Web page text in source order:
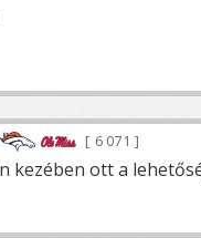
6 071
kezében ott a